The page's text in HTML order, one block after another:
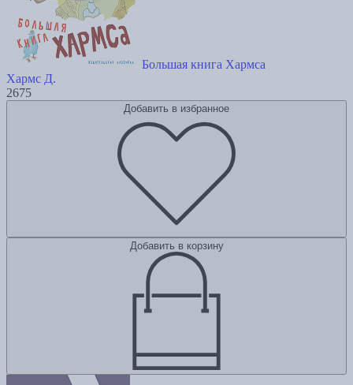
Большая книга Хармса
Хармс Д.
2675
Добавить в избранное
Добавить в корзину